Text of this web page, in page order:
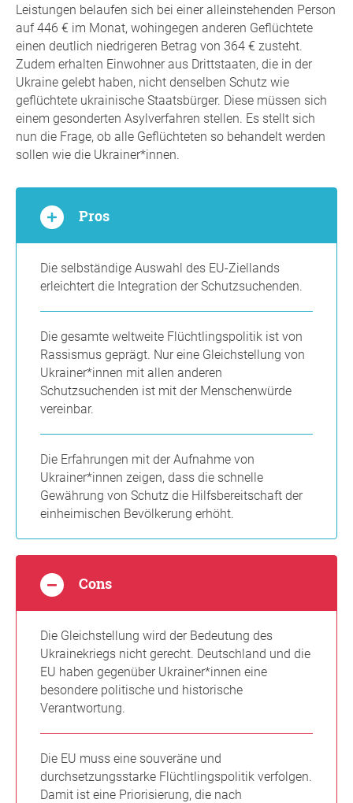
Leistungen belaufen sich bei einer alleinstehenden Person
auf 446 € im Monat, wohingegen anderen Geflüchtete
einen deutlich niedrigeren Betrag von 364 € zusteht.
Zudem erhalten Einwohner aus Drittstaaten, die in der
Ukraine gelebt haben, nicht denselben Schutz wie
geflüchtete ukrainische Staatsbürger. Diese müssen sich
einem gesonderten Asylverfahren stellen. Es stellt sich
nun die Frage, ob alle Geflüchteten so behandelt werden
sollen wie die Ukrainer*innen.
Pros
Die selbständige Auswahl des EU-Ziellands
erleichtert die Integration der Schutzsuchenden.
Die gesamte weltweite Flüchtlingspolitik ist von
Rassismus geprägt. Nur eine Gleichstellung von
Ukrainer*innen mit allen anderen
Schutzsuchenden ist mit der Menschenwürde
vereinbar.
Die Erfahrungen mit der Aufnahme von
Ukrainer*innen zeigen, dass die schnelle
Gewährung von Schutz die Hilfsbereitschaft der
einheimischen Bevölkerung erhöht.
Cons
Die Gleichstellung wird der Bedeutung des
Ukrainekriegs nicht gerecht. Deutschland und die
EU haben gegenüber Ukrainer*innen eine
besondere politische und historische
Verantwortung.
Die EU muss eine souveräne und
durchsetzungsstarke Flüchtlingspolitik verfolgen.
Damit ist eine Priorisierung, die nach